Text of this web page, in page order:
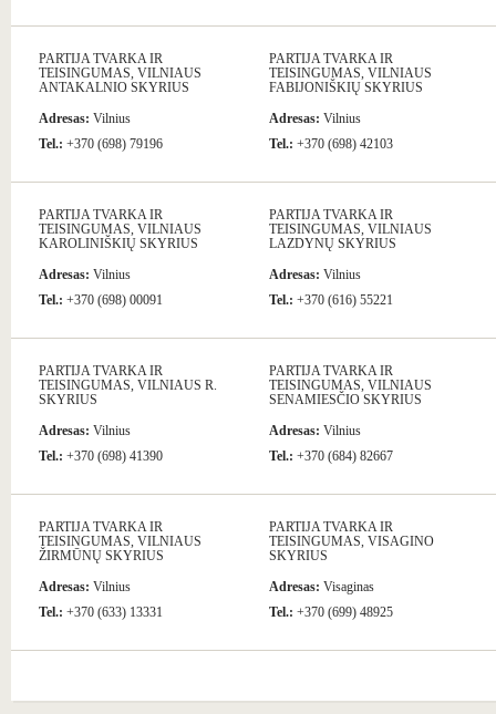
PARTIJA TVARKA IR
TEISINGUMAS, VILNIAUS
ANTAKALNIO SKYRIUS
Adresas: Vilnius
Tel.: +370 (698) 79196
PARTIJA TVARKA IR
TEISINGUMAS, VILNIAUS
FABIJONIŠKIŲ SKYRIUS
Adresas: Vilnius
Tel.: +370 (698) 42103
PARTIJA TVARKA IR
TEISINGUMAS, VILNIAUS
KAROLINIŠKIŲ SKYRIUS
Adresas: Vilnius
Tel.: +370 (698) 00091
PARTIJA TVARKA IR
TEISINGUMAS, VILNIAUS
LAZDYNŲ SKYRIUS
Adresas: Vilnius
Tel.: +370 (616) 55221
PARTIJA TVARKA IR
TEISINGUMAS, VILNIAUS R.
SKYRIUS
Adresas: Vilnius
Tel.: +370 (698) 41390
PARTIJA TVARKA IR
TEISINGUMAS, VILNIAUS
SENAMIESČIO SKYRIUS
Adresas: Vilnius
Tel.: +370 (684) 82667
PARTIJA TVARKA IR
TEISINGUMAS, VILNIAUS
ŽIRMŪNŲ SKYRIUS
Adresas: Vilnius
Tel.: +370 (633) 13331
PARTIJA TVARKA IR
TEISINGUMAS, VISAGINO
SKYRIUS
Adresas: Visaginas
Tel.: +370 (699) 48925